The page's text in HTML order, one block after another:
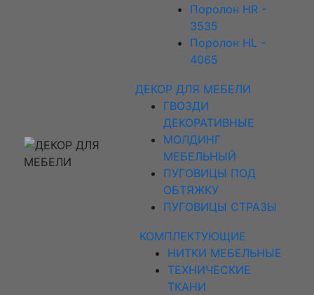
Поролон HR -
3535
Поролон HL -
4065
ДЕКОР ДЛЯ МЕБЕЛИ
ГВОЗДИ
ДЕКОРАТИВНЫЕ
МОЛДИНГ
МЕБЕЛЬНЫЙ
ПУГОВИЦЫ ПОД
ОБТЯЖКУ
ПУГОВИЦЫ СТРАЗЫ
КОМПЛЕКТУЮЩИЕ
НИТКИ МЕБЕЛЬНЫЕ
ТЕХНИЧЕСКИЕ
ТКАНИ